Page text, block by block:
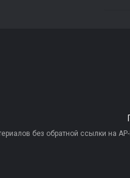
без обратной ссылки на